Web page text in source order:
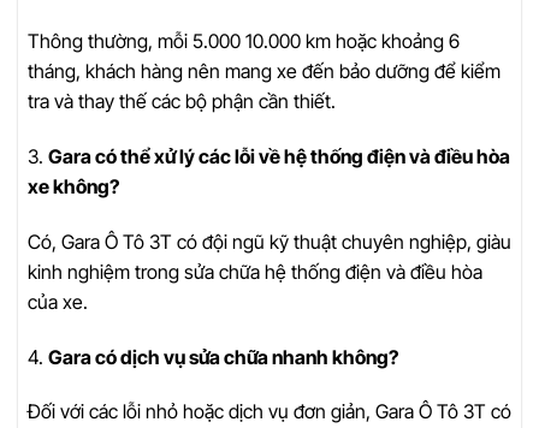
Thông thường, mỗi 5.000 10.000 km hoặc khoảng 6
tháng, khách hàng nên mang xe đến bảo dưỡng để kiểm
tra và thay thế các bộ phận cần thiết.
3. Gara có thể xử lý các lỗi về hệ thống điện và điều hòa
xe không?
Có, Gara Ô Tô 3T có đội ngũ kỹ thuật chuyên nghiệp, giàu
kinh nghiệm trong sửa chữa hệ thống điện và điều hòa
của xe.
4. Gara có dịch vụ sửa chữa nhanh không?
Đối với các lỗi nhỏ hoặc dịch vụ đơn giản, Gara Ô Tô 3T có